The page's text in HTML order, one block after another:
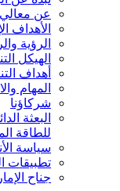
عن معالي
الأهداف
الرؤية
الهيكل
أهداف
المهام
شركاؤنا
البعثة
للطاقة
سياسة
تطبيقات
جناح